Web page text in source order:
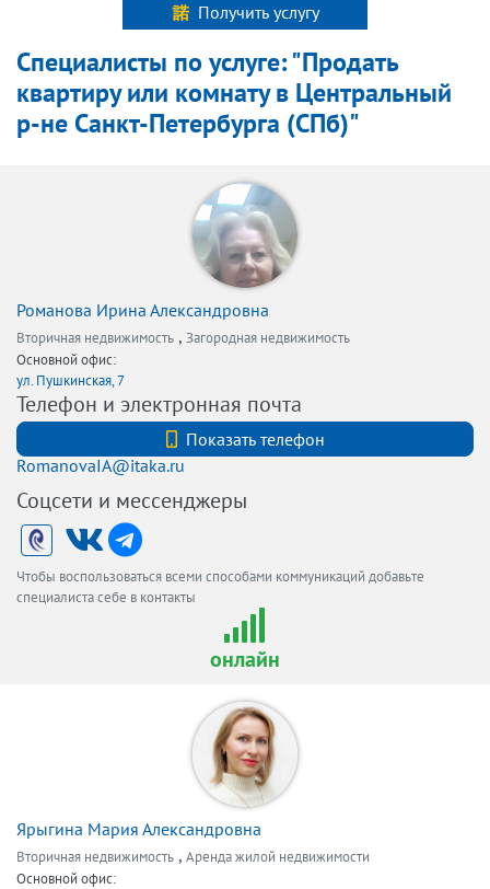
Получить услугу
Специалисты по услуге: "Продать
квартиру или комнату в Центральный
р-не Санкт-Петербурга (СПб)"
Романова Ирина Александровна
Вторичная недвижимость , Загородная недвижимость
Основной офис:
ул. Пушкинская, 7
Телефон и электронная почта
Показать телефон
RomanovaIA@itaka.ru
Соцсети и мессенджеры
Чтобы воспользоваться всеми способами коммуникаций добавьте
специалиста себе в контакты
онлайн
Ярыгина Мария Александровна
Вторичная недвижимость , Аренда жилой недвижимости
Основной офис: